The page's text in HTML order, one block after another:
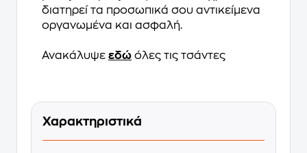
διατηρεί τα προσωπικά σου αντικείμενα
οργανωμένα και ασφαλή.
Ανακάλυψε εδώ όλες τις τσάντες
Χαρακτηριστικά